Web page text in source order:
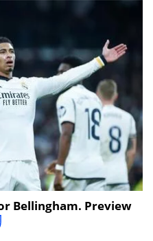
Bellingham. Preview